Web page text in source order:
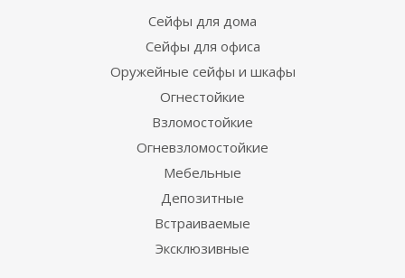
Сейфы для дома
Сейфы для офиса
Оружейные сейфы и шкафы
Огнестойкие
Взломостойкие
Огневзломостойкие
Мебельные
Депозитные
Встраиваемые
Эксклюзивные